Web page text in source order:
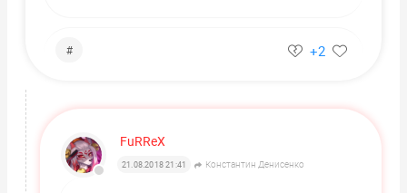
# +2
FuRReX
21.08.2018 21:41 Константин Денисенко